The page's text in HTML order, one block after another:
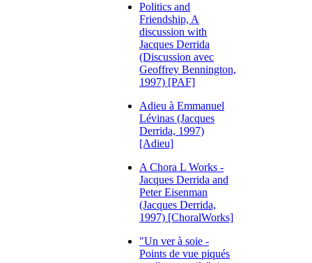
Politics and
Friendship, A
discussion with
Jacques Derrida
(Discussion avec
Geoffrey Bennington,
1997) [PAF]
Adieu à Emmanuel
Lévinas (Jacques
Derrida, 1997)
[Adieu]
A Chora L Works -
Jacques Derrida and
Peter Eisenman
(Jacques Derrida,
1997) [ChoralWorks]
"Un ver à soie -
Points de vue piqués